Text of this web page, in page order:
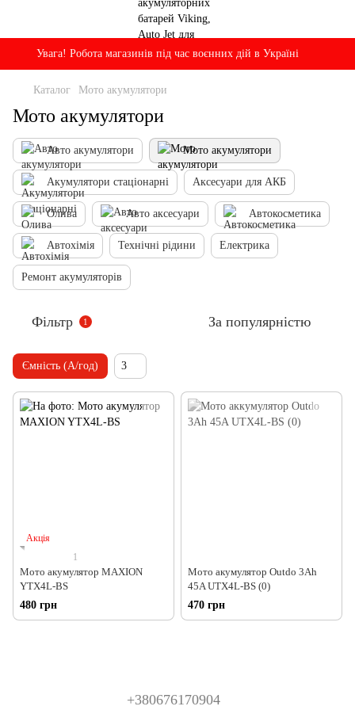
Увага! Робота магазинів під час воєнних дій в Україні
Каталог Мото акумулятори
Мото акумулятори
Авто акумулятори Мото акумулятори
Акумулятори стаціонарні Аксесуари для АКБ
Олива Авто аксесуари Автокосметика
Автохімія Технічні рідини Електрика
Ремонт акумуляторів
Фільтр 1 За популярністю
Ємність (А/год) 3
Акція
1
Мото акумулятор MAXION
YTX4L-BS
480 грн
Мото акумулятор Outdo 3Ah
45A UTX4L-BS (0)
470 грн
+380676170904